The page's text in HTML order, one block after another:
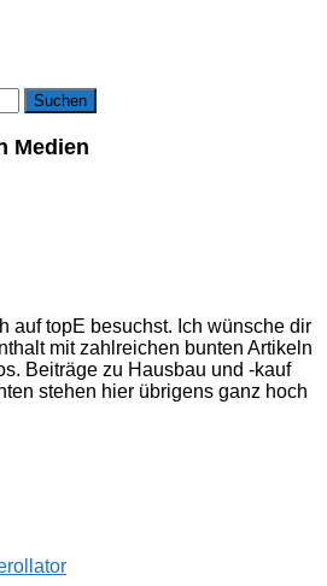
Medien
auf topE besuchst. Ich wünsche dir
mit zahlreichen bunten Artikeln
Beiträge zu Hausbau und -kauf
stehen hier übrigens ganz hoch